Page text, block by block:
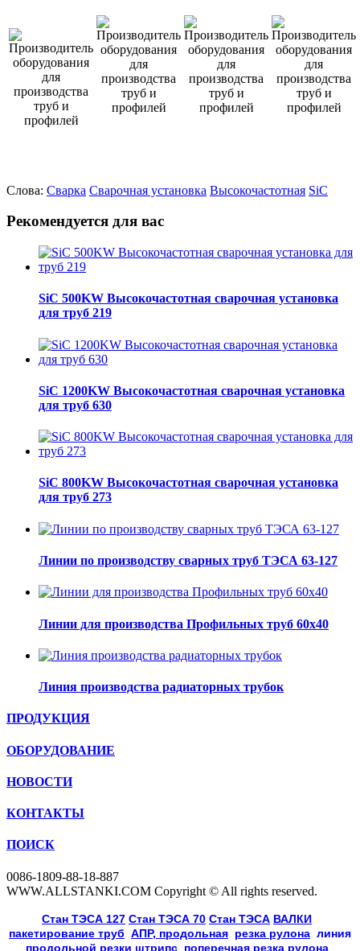
Слова: Сварка Сварочная установка Высокочастотная SiC
Рекомендуется для вас
SiC 500KW Высокочастотная сварочная установка
для труб 219
SiC 1200KW Высокочастотная сварочная установка
для труб 630
SiC 800KW Высокочастотная сварочная установка
для труб 273
Линии по производству сварных труб ТЭСА 63-127
Линии для производства Профильных труб 60х40
Линия производства радиаторных трубок
ПРОДУКЦИЯ
ОБОРУДОВАНИЕ
НОВОСТИ
КОНТАКТЫ
ПОИСК
0086-1809-88-18-887
WWW.ALLSTANKI.COM Copyright © All rights reserved.
Cтан ТЭСА 127 Cтан ТЭСА 70 Cтан ТЭСА ВАЛКИ
пакетирование труб АПР, продольная резка рулона линия
продольной резки штрипс, поперечная резка рулона